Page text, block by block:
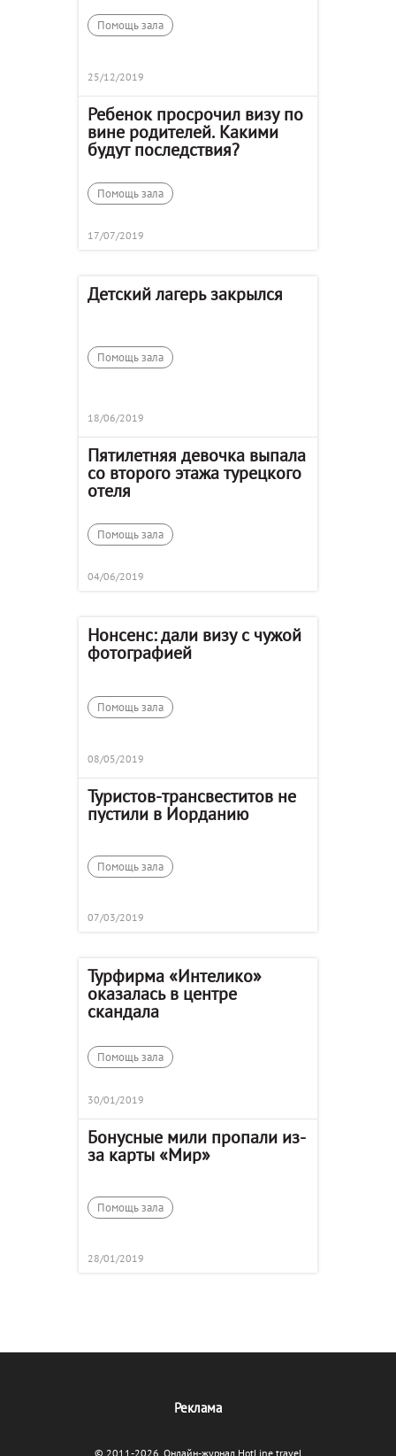
Помощь зала
25/12/2019
Ребенок просрочил визу по
вине родителей. Какими
будут последствия?
Помощь зала
17/07/2019
Детский лагерь закрылся
Помощь зала
18/06/2019
Пятилетняя девочка выпала
со второго этажа турецкого
отеля
Помощь зала
04/06/2019
Нонсенс: дали визу с чужой
фотографией
Помощь зала
08/05/2019
Туристов-трансвеститов не
пустили в Иорданию
Помощь зала
07/03/2019
Турфирма «Интелико»
оказалась в центре
скандала
Помощь зала
30/01/2019
Бонусные мили пропали из-
за карты «Мир»
Помощь зала
28/01/2019
Реклама
© 2011-2026, Онлайн-журнал HotLine.travel